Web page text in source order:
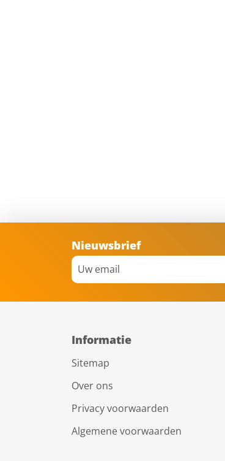
Nieuwsbrief
Informatie
Sitemap
Over ons
Privacy voorwaarden
Algemene voorwaarden